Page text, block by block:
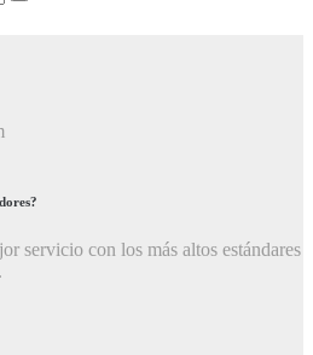
servicio con los más altos estándares